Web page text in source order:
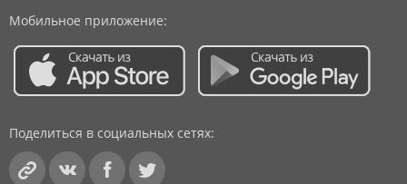
Мобильное приложение:
Поделиться в социальных сетях: